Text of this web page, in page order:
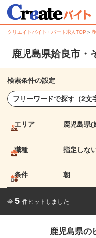
クリエイトバイト・パート求人TOP ＞
鹿児島県姶良市・
検索条件の設定
エリア 鹿児島県(
職種 指定しな
条件 朝
全 5 件ヒットしました
鹿児島県の